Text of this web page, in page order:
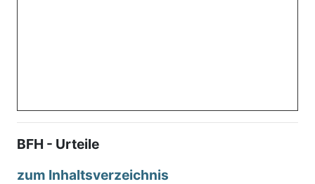
BFH - Urteile
zum Inhaltsverzeichnis